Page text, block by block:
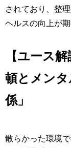
されており、整
ヘルスの向上が期
【ユース
頓とメン
係」
散らかった環境